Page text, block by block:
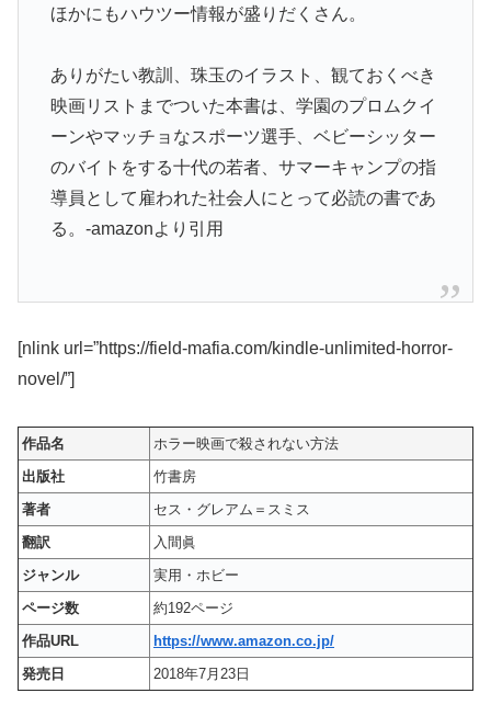
ほかにもハウツー情報が盛りだくさん。
ありがたい教訓、珠玉のイラスト、観ておくべき
映画リストまでついた本書は、学園のプロムクイ
ーンやマッチョなスポーツ選手、ベビーシッター
のバイトをする十代の若者、サマーキャンプの指
導員として雇われた社会人にとって必読の書であ
る。-amazonより引用
[nlink url=”https://field-mafia.com/kindle-unlimited-horror-
novel/”]
作品名
ホラー映画で殺されない方法
出版社
竹書房
著者
セス・グレアム＝スミス
翻訳
入間眞
ジャンル
実用・ホビー
ページ数
約192ページ
作品URL
https://www.amazon.co.jp/
発売日
2018年7月23日